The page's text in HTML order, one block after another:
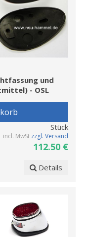
und
- OSL
Stück
incl. MwSt zzgl. Versand
112.50 €
Details